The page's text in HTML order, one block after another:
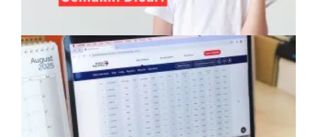
Anak Mampu Menguasai Dua atau Tiga
Bahasa: Kelebihan Yang Semakin Dicari